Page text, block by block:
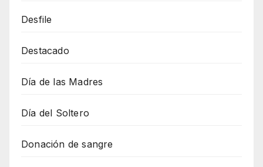
Desfile
Destacado
Día de las Madres
Día del Soltero
Donación de sangre